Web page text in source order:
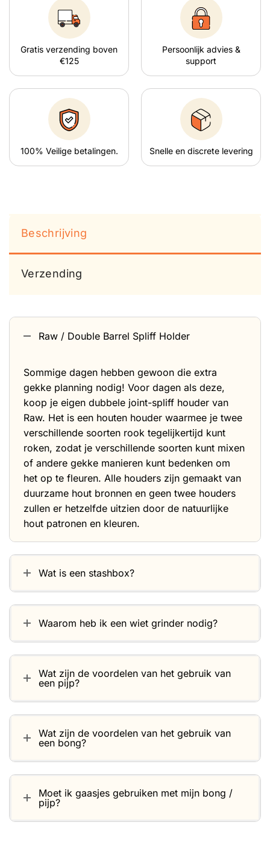
Gratis verzending boven
€125
Persoonlijk advies &
support
100% Veilige betalingen. Snelle en discrete levering
Beschrijving
Verzending
Raw / Double Barrel Spliff Holder
Sommige dagen hebben gewoon die extra
gekke planning nodig! Voor dagen als deze,
koop je eigen dubbele joint-spliff houder van
Raw. Het is een houten houder waarmee je twee
verschillende soorten rook tegelijkertijd kunt
roken, zodat je verschillende soorten kunt mixen
of andere gekke manieren kunt bedenken om
het op te fleuren. Alle houders zijn gemaakt van
duurzame hout bronnen en geen twee houders
zullen er hetzelfde uitzien door de natuurlijke
hout patronen en kleuren.
Wat is een stashbox?
Waarom heb ik een wiet grinder nodig?
Wat zijn de voordelen van het gebruik van
een pijp?
Wat zijn de voordelen van het gebruik van
een bong?
Moet ik gaasjes gebruiken met mijn bong /
pijp?